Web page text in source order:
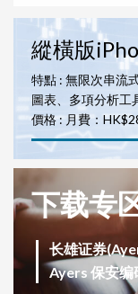
縱橫版
特點 : 無限次串流
圖表、多項分析工
價格 : 月費：
下载专
长雄证券
Ayers 保安编